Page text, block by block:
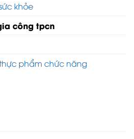
khỏe
công tpcn
phẩm chức năng